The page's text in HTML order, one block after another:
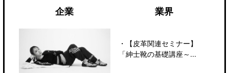
企業 業界
・
【皮革関連セミナー】
「紳士靴の基礎講座～...